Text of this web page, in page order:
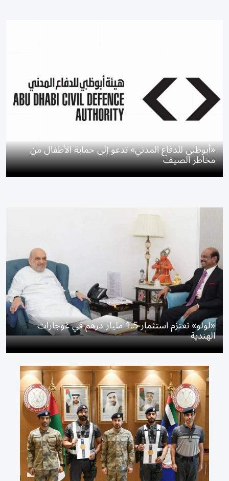
«أبوظبي للدفاع المدني» تدعو إلى حماية الأطفال من
مخاطر الصيف
«لولو» تعتزم استثمار 1.5 مليار درهم في غوجارات
الهندية